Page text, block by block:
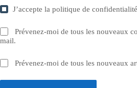
J’accepte lapolitique de confidentialité
Prévenez-moi de tous les nouveaux
mail.
Prévenez-moi de tous les nouveaux